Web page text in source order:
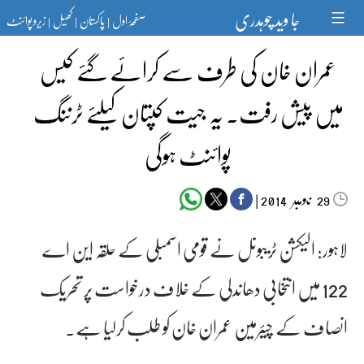
content جا وید چوہدری صفحۂ اول|پاکستان|کھیل|زیرو پوائنٹ
عمران خان کی طرف سے کرائے گئے کیس
میں پیش رفت۔ یہ جیت کپتان کیلئے ٹرننگ
پوائنٹ ہوگی
29‬‮نومبر‬‮ |
لاہور: الیکشن ٹریبونل نے قومی اسمبلی کے حلقہ این اے
122 میں انتخابی دھاندلی کے خلاف درخواست پر تحریک
انصاف کے چیئرمین عمران خان کو طلب کرلیا ہے۔